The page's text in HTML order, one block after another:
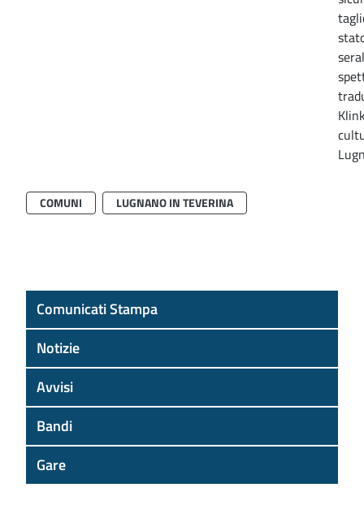
COMUNI LUGNANO IN TEVERINA
Comunicati Stampa
Notizie
Avvisi
Bandi
Gare